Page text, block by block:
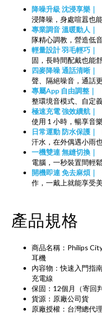
降噪升級 沈浸享樂｜
浸降噪，身處喧囂也
專業調音 溫暖動人｜
隊精心調教，營造低
輕量設計 羽毛輕巧｜
固，長時間配戴也能
四麥降噪 通話清晰｜
聲、隔絕噪音，通話
專屬App 自由調整｜
整環境音模式、自定
極速充電 強效續航｜
使用 1 小時，暢享音
日常運動 防水保護｜
汗水，在外偶遇小雨
一機雙連 無縫切換｜
電腦，一秒裝置間輕
開機即連 免去麻煩｜
作，一戴上就能享受
產品規格
商品名稱：Philips
耳機
內容物：快速入門指
充電線
保固：12個月（寄回
貨源：原廠公司貨
原廠授權：台灣總代理